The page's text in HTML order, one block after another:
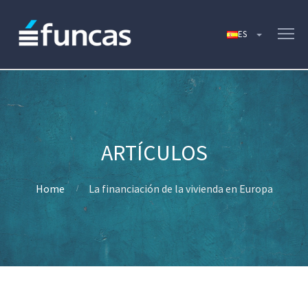
Home La financiación de la vivienda en Europa